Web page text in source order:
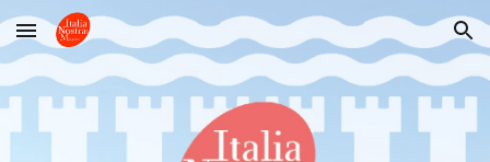
Skip to main content Skip to navigation